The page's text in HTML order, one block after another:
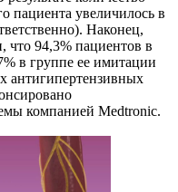
пациента увеличилось в
Наконец,
что 94,3% пациентов в
в группе ее имитации
антигипертензивных
компанией Medtronic.